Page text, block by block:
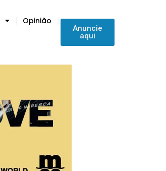
Opinião
Anuncie
aqui